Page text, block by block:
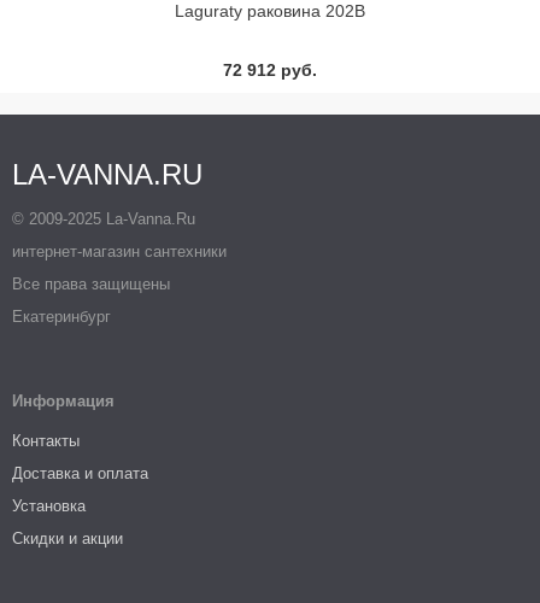
Laguraty раковина 202B
72 912 руб.
LA-VANNA.RU
© 2009-2025 La-Vanna.Ru
интернет-магазин сантехники
Все права защищены
Екатеринбург
Информация
Контакты
Доставка и оплата
Установка
Скидки и акции